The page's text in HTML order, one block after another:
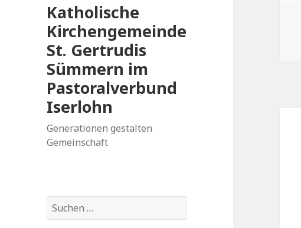
Katholische
Kirchengemeinde
St. Gertrudis
Sümmern im
Pastoralverbund
Iserlohn
Generationen gestalten
Gemeinschaft
Suchen
nach: